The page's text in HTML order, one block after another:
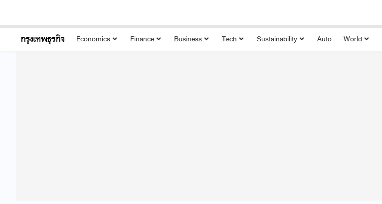
Economics Finance Business Tech Sustainability Auto World